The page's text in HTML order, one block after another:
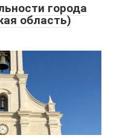
города
область)